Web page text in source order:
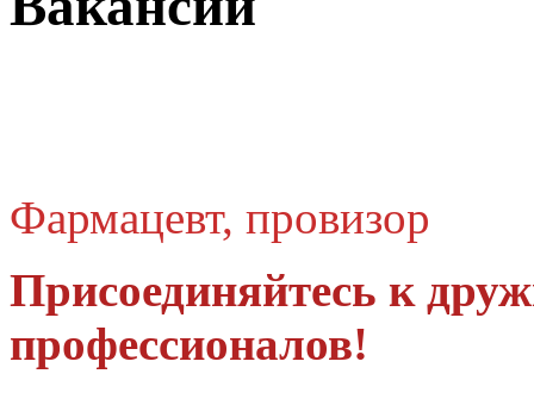
Фармацевт, провизор
Присоединяйтесь к
профессионалов!